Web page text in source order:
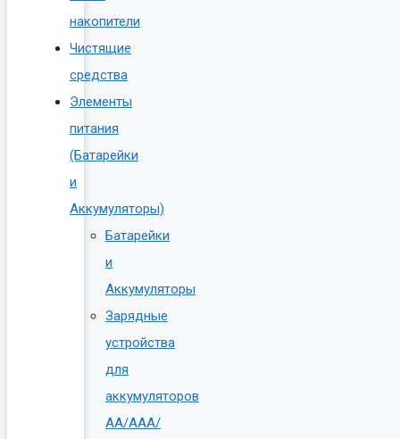
накопители
Чистящие
средства
Элементы
питания
(Батарейки
и
Аккумуляторы)
Батарейки
и
Аккумуляторы
Зарядные
устройства
для
аккумуляторов
AA/AAA/